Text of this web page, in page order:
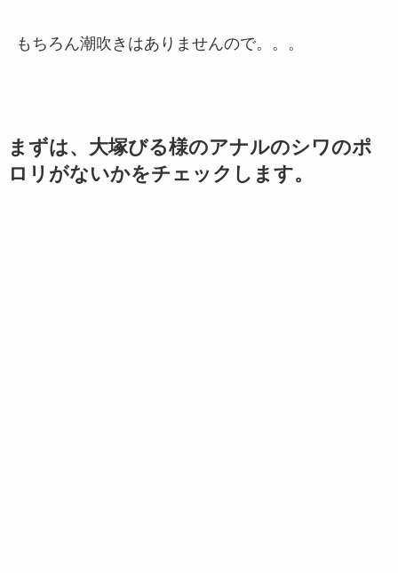
もちろん潮吹きはありませんので。。。
まずは、大塚びる様のアナルのシワのポ
ロリがないかをチェックします。